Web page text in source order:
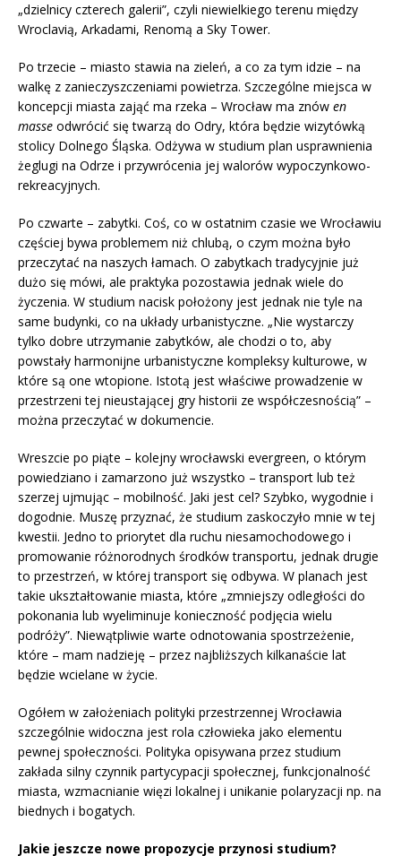
„dzielnicy czterech galerii”, czyli niewielkiego terenu między
Wroclavią, Arkadami, Renomą a Sky Tower.
Po trzecie – miasto stawia na zieleń, a co za tym idzie – na
walkę z zanieczyszczeniami powietrza. Szczególne miejsca w
koncepcji miasta zająć ma rzeka – Wrocław ma znów en
masse odwrócić się twarzą do Odry, która będzie wizytówką
stolicy Dolnego Śląska. Odżywa w studium plan usprawnienia
żeglugi na Odrze i przywrócenia jej walorów wypoczynkowo-
rekreacyjnych.
Po czwarte – zabytki. Coś, co w ostatnim czasie we Wrocławiu
częściej bywa problemem niż chlubą, o czym można było
przeczytać na naszych łamach. O zabytkach tradycyjnie już
dużo się mówi, ale praktyka pozostawia jednak wiele do
życzenia. W studium nacisk położony jest jednak nie tyle na
same budynki, co na układy urbanistyczne. „Nie wystarczy
tylko dobre utrzymanie zabytków, ale chodzi o to, aby
powstały harmonijne urbanistyczne kompleksy kulturowe, w
które są one wtopione. Istotą jest właściwe prowadzenie w
przestrzeni tej nieustającej gry historii ze współczesnością” –
można przeczytać w dokumencie.
Wreszcie po piąte – kolejny wrocławski evergreen, o którym
powiedziano i zamarzono już wszystko – transport lub też
szerzej ujmując – mobilność. Jaki jest cel? Szybko, wygodnie i
dogodnie. Muszę przyznać, że studium zaskoczyło mnie w tej
kwestii. Jedno to priorytet dla ruchu niesamochodowego i
promowanie różnorodnych środków transportu, jednak drugie
to przestrzeń, w której transport się odbywa. W planach jest
takie ukształtowanie miasta, które „zmniejszy odległości do
pokonania lub wyeliminuje konieczność podjęcia wielu
podróży”. Niewątpliwie warte odnotowania spostrzeżenie,
które – mam nadzieję – przez najbliższych kilkanaście lat
będzie wcielane w życie.
Ogółem w założeniach polityki przestrzennej Wrocławia
szczególnie widoczna jest rola człowieka jako elementu
pewnej społeczności. Polityka opisywana przez studium
zakłada silny czynnik partycypacji społecznej, funkcjonalność
miasta, wzmacnianie więzi lokalnej i unikanie polaryzacji np. na
biednych i bogatych.
Jakie jeszcze nowe propozycje przynosi studium?